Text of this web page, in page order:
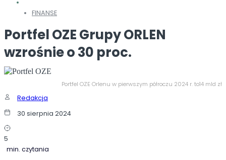
FINANSE
Portfel OZE Grupy ORLEN
wzrośnie o 30 proc.
Portfel OZE Orlenu w pierwszym półroczu 2024 r. to14 mld zł
Redakcja
30 sierpnia 2024
5
min. czytania